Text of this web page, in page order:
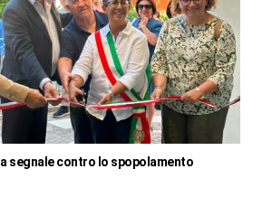
segnale contro lo spopolamento